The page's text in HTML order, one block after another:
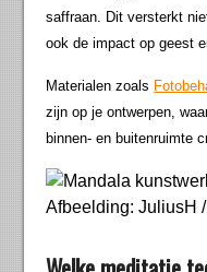
saffraan. Dit versterkt
ook de impact op geest
Materialen zoals
zijn op je ontwerpen,
binnen- en buitenruimte
Afbeelding: JuliusH